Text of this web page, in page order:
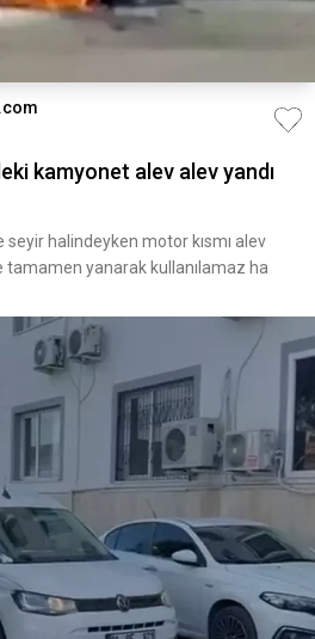
kamyonet alev alev yandı
seyir halindeyken motor kısmı alev
tamamen yanarak kullanılamaz ha